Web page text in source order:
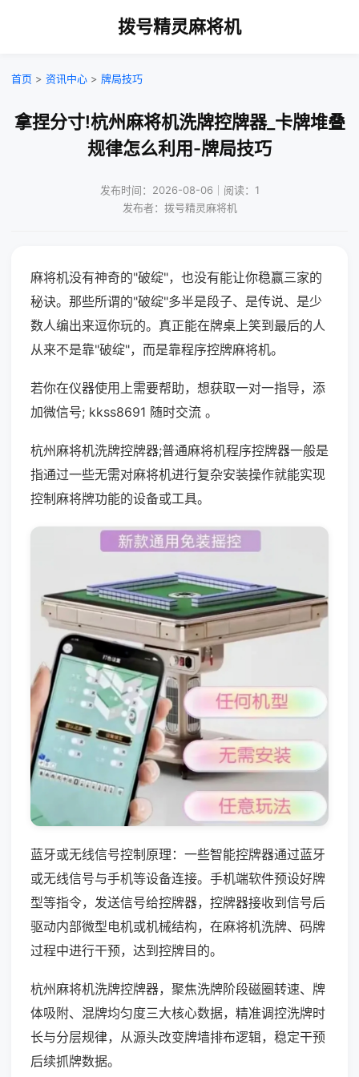
拨号精灵麻将机
首页 > 资讯中心 > 牌局技巧
拿捏分寸!杭州麻将机洗牌控牌器_卡牌堆叠
规律怎么利用-牌局技巧
发布时间：2026-08-06｜阅读：1
发布者：拨号精灵麻将机
麻将机没有神奇的"破绽"，也没有能让你稳赢三家的
秘诀。那些所谓的"破绽"多半是段子、是传说、是少
数人编出来逗你玩的。真正能在牌桌上笑到最后的人
从来不是靠"破绽"，而是靠程序控牌麻将机。
若你在仪器使用上需要帮助，想获取一对一指导，添
加微信号; kkss8691 随时交流 。
杭州麻将机洗牌控牌器;普通麻将机程序控牌器一般是
指通过一些无需对麻将机进行复杂安装操作就能实现
控制麻将牌功能的设备或工具。
蓝牙或无线信号控制原理：一些智能控牌器通过蓝牙
或无线信号与手机等设备连接。手机端软件预设好牌
型等指令，发送信号给控牌器，控牌器接收到信号后
驱动内部微型电机或机械结构，在麻将机洗牌、码牌
过程中进行干预，达到控牌目的。
杭州麻将机洗牌控牌器，聚焦洗牌阶段磁圈转速、牌
体吸附、混牌均匀度三大核心数据，精准调控洗牌时
长与分层规律，从源头改变牌墙排布逻辑，稳定干预
后续抓牌数据。